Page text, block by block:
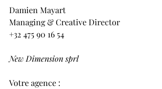
Damien Mayart
Managing & Creative Director
+32 475 90 16 54
New Dimension sprl
Votre agence :